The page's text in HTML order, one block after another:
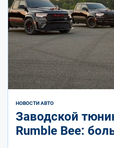
НОВОСТИ АВТО
Заводской
Rumble Bee: